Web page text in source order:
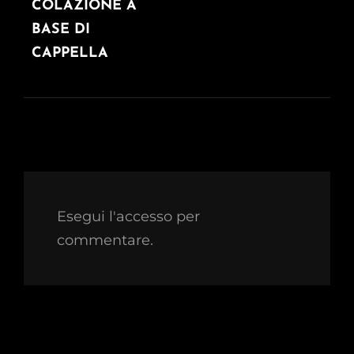
POST
COLAZIONE A
BASE DI
CAPPELLA
Esegui l'accesso per
commentare.